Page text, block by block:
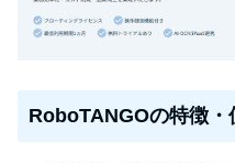
RoboTANGOの特徴・